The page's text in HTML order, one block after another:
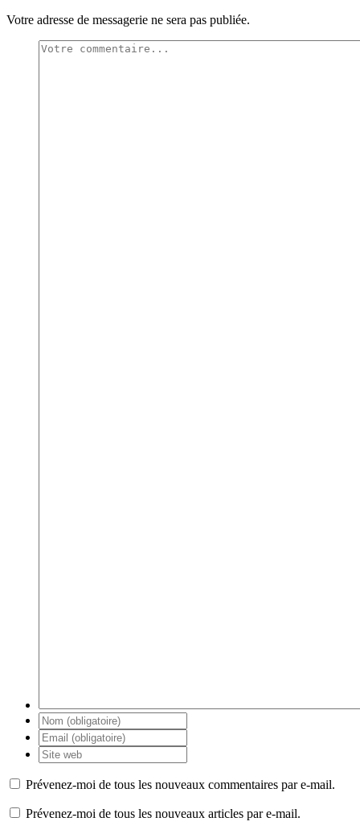
Votre adresse de messagerie ne sera pas publiée.
Prévenez-moi de tous les nouveaux commentaires par e-mail.
Prévenez-moi de tous les nouveaux articles par e-mail.